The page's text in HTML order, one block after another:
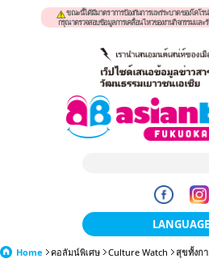
ขณะนี้ได้มีมาตราการป้องกันการแพร่ระบาดของโคโร
กรุณาตรวจสอบข้อมูลการเคลื่อนไหวของงานกิจกรรมและ
LANGUAGE
日本語
Home คอลัมน์พิเศษ Culture Watch สุขทั้งก